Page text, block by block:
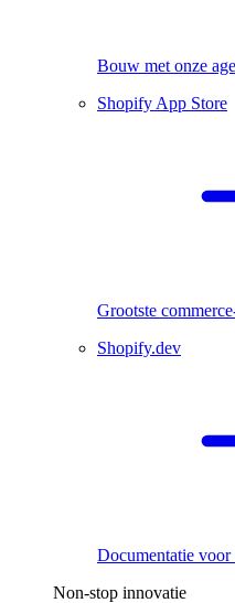
Bouw met onze
Shopify App Store
Grootste
Shopify.dev
Documentatie
Non-stop innovatie